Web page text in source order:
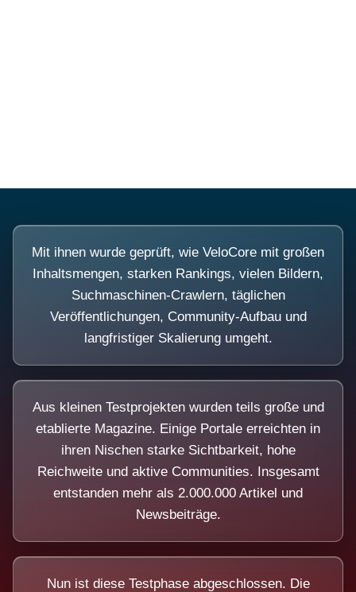
Mit ihnen wurde geprüft, wie VeloCore mit großen
Inhaltsmengen, starken Rankings, vielen Bildern,
Suchmaschinen-Crawlern, täglichen
Veröffentlichungen, Community-Aufbau und
langfristiger Skalierung umgeht.
Aus kleinen Testprojekten wurden teils große und
etablierte Magazine. Einige Portale erreichten in
ihren Nischen starke Sichtbarkeit, hohe
Reichweite und aktive Communities. Insgesamt
entstanden mehr als 2.000.000 Artikel und
Newsbeiträge.
Nun ist diese Testphase abgeschlossen. Die